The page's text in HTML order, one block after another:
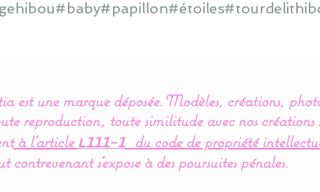
une marque déposée.Modèles, créations,
reproduction, toute similitude avec nos créations
à l’article L111-1
du code de propriété
contrevenant s'expose à des poursuites pénales.